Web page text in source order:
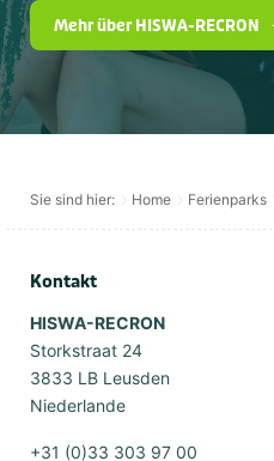
Mehr über HISWA-RECRON
Sie sind hier: Home Ferienparks
Kontakt
HISWA-RECRON
Storkstraat 24
3833 LB Leusden
Niederlande
+31 (0)33 303 97 00